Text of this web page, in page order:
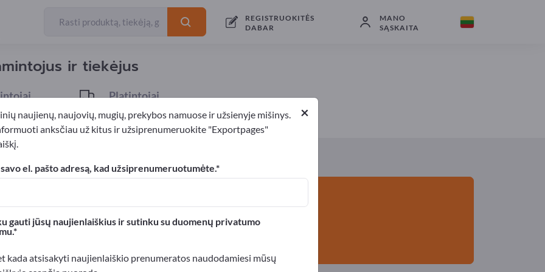
REGISTRUOKITĖS
DABAR
MANO
SĄSKAITA
ir tiekėjus
Platintojai
3
Eksportuotojai67 Gamintojai 64 Platintojai
dalys
kontaktai >> pradėkite čia
Exportpages svetainėje.
>> publikuokite čia
×
naujienų, naujovių, mugių, prekybos namuose ir užsienyje mišinys.
anksčiau už kitus ir užsiprenumeruokite "Exportpages"
el. pašto adresą, kad užsiprenumeruotumėte.
gauti jūsų naujienlaiškius ir sutinku su duomenų privatumo
kada atsisakyti naujienlaiškio prenumeratos naudodamiesi mūsų